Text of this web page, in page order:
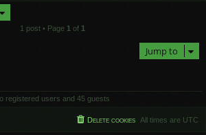
1 post • Page 1 of 1
Jump to
registered users and 45 guests
All times are UTC
Delete cookies